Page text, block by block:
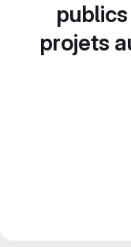
projets